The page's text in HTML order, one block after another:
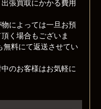
張買取にかかる費用
によっては一旦お預
く場合もございま
無料にて返送させてい
のお客様はお気軽に